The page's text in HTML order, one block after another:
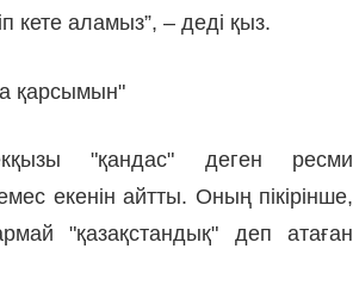
кете аламыз”, – деді қыз.
қарсымын"
"қандас" деген ресми
екенін айтты. Оның пікірінше,
"қазақстандық" деп атаған